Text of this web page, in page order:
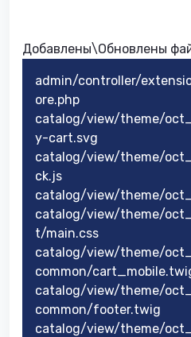
Добавлены\Обновлены
admin/controller/
ore.php
catalog/view/theme/
y-cart.svg
catalog/view/theme/
ck.js
catalog/view/theme/
catalog/view/theme/
t/main.css
catalog/view/theme/
common/
catalog/view/theme/
common/footer.twig
catalog/view/theme/